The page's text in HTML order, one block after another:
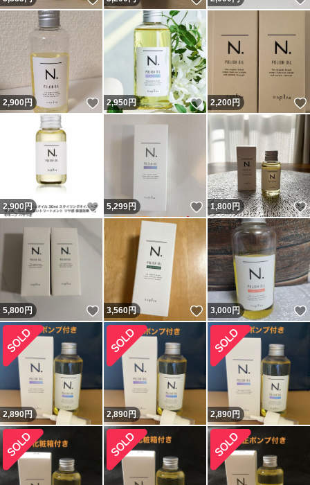
2,900円 いいね！
2,950円 いいね！
2,200円
2,900円 いいね！
5,299円 いいね！
1,800円
5,800円 いいね！
3,560円 いいね！
3,000円
2,890円 2,890円 2,890円